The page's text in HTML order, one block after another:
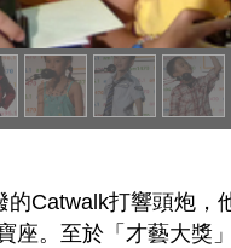
Catwalk打響頭炮
。至於「才藝大